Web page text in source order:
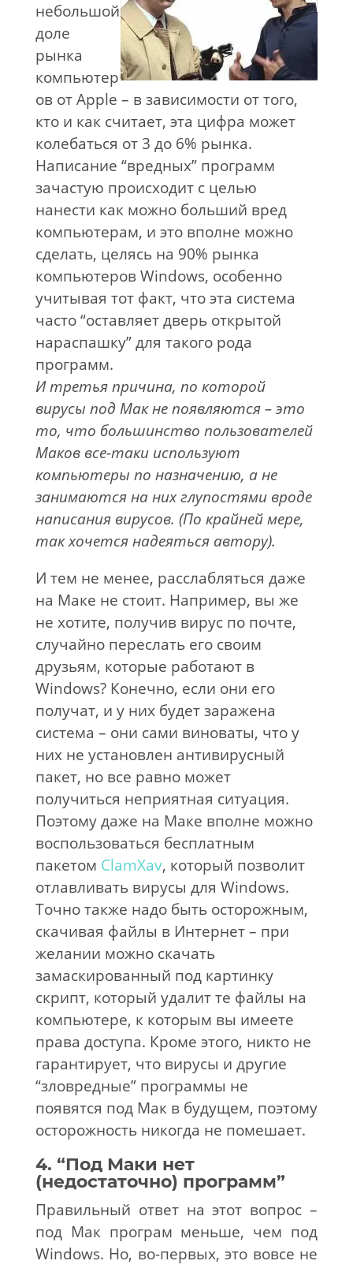
небольшой
доле
рынка
компьютер
ов от Apple – в зависимости от того,
кто и как считает, эта цифра может
колебаться от 3 до 6% рынка.
Написание “вредных” программ
зачастую происходит с целью
нанести как можно больший вред
компьютерам, и это вполне можно
сделать, целясь на 90% рынка
компьютеров Windows, особенно
учитывая тот факт, что эта система
часто “оставляет дверь открытой
нараспашку” для такого рода
программ.
И третья причина, по которой
вирусы под Мак не появляются – это
то, что большинство пользователей
Маков все-таки используют
компьютеры по назначению, а не
занимаются на них глупостями вроде
написания вирусов. (По крайней мере,
так хочется надеяться автору).
И тем не менее, расслабляться даже
на Маке не стоит. Например, вы же
не хотите, получив вирус по почте,
случайно переслать его своим
друзьям, которые работают в
Windows? Конечно, если они его
получат, и у них будет заражена
система – они сами виноваты, что у
них не установлен антивирусный
пакет, но все равно может
получиться неприятная ситуация.
Поэтому даже на Маке вполне можно
воспользоваться бесплатным
пакетом ClamXav, который позволит
отлавливать вирусы для Windows.
Точно также надо быть осторожным,
скачивая файлы в Интернет – при
желании можно скачать
замаскированный под картинку
скрипт, который удалит те файлы на
компьютере, к которым вы имеете
права доступа. Кроме этого, никто не
гарантирует, что вирусы и другие
“зловредные” программы не
появятся под Мак в будущем, поэтому
осторожность никогда не помешает.
4. “Под Маки нет
(недостаточно) программ”
Правильный ответ на этот вопрос –
под Мак програм меньше, чем под
Windows. Но, во-первых, это вовсе не